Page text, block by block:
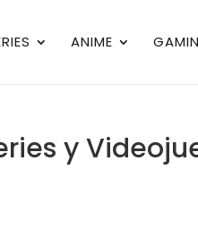
ANIME
y